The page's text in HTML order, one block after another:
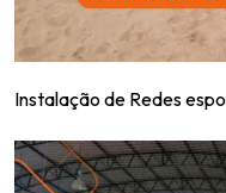
Instalação de Redes